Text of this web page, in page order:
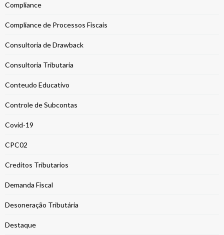
Compliance
Compliance de Processos Fiscais
Consultoria de Drawback
Consultoria Tributaria
Conteudo Educativo
Controle de Subcontas
Covid-19
CPC02
Creditos Tributarios
Demanda Fiscal
Desoneração Tributária
Destaque